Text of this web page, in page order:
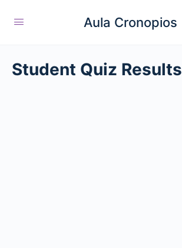
Aula Cronopios
Student Quiz Results